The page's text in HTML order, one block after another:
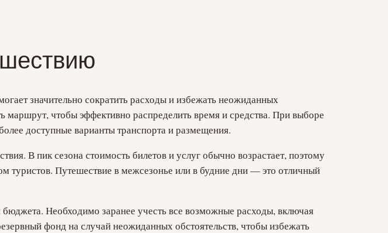
значительно сократить расходы и избежать неожиданных
чтобы эффективно распределить время и средства. При выборе
доступные варианты транспорта и размещения.
В пик сезона стоимость билетов и услуг обычно возрастает, поэтому
туристов. Путешествие в межсезонье или в будние дни — это отличный
бюджета. Необходимо заранее учесть все возможные расходы, включая
фонд на случай неожиданных обстоятельств, чтобы избежать